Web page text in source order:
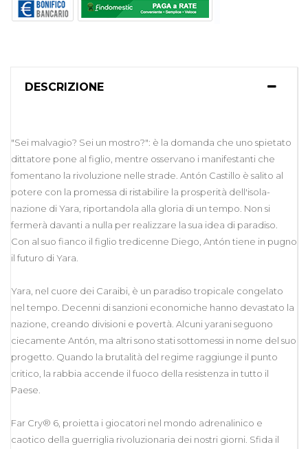
DESCRIZIONE
"Sei malvagio? Sei un mostro?": è la domanda che uno spietato
dittatore pone al figlio, mentre osservano i manifestanti che
fomentano la rivoluzione nelle strade. Antón Castillo è salito al
potere con la promessa di ristabilire la prosperità dell'isola-
nazione di Yara, riportandola alla gloria di un tempo. Non si
fermerà davanti a nulla per realizzare la sua idea di paradiso.
Con al suo fianco il figlio tredicenne Diego, Antón tiene in pugno
il futuro di Yara.
Yara, nel cuore dei Caraibi, è un paradiso tropicale congelato
nel tempo. Decenni di sanzioni economiche hanno devastato la
nazione, creando divisioni e povertà. Alcuni yarani seguono
ciecamente Antón, ma altri sono stati sottomessi in nome del suo
progetto. Quando la brutalità del regime raggiunge il punto
critico, la rabbia accende il fuoco della resistenza in tutto il
Paese.
Far Cry® 6, proietta i giocatori nel mondo adrenalinico e
caotico della guerriglia rivoluzionaria dei nostri giorni. Sfida il